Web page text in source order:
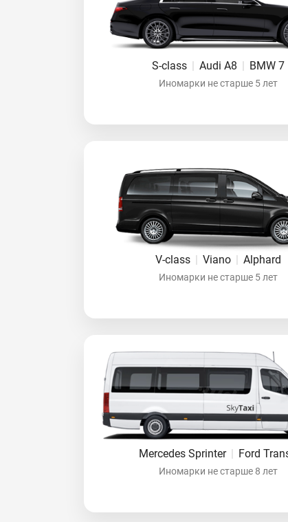
S-class | Audi A8 | BMW 7
Иномарки не старше 5 лет
V-class | Viano | Alphard
Иномарки не старше 5 лет
Mercedes Sprinter | Ford
Иномарки не старше 8 лет